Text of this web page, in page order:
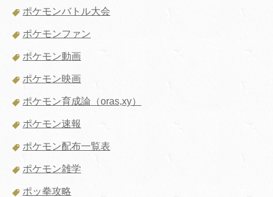
ポケモンバトル大会
ポケモンファン
ポケモン動画
ポケモン映画
ポケモン育成論（oras,xy）
ポケモン速報
ポケモン配布一覧表
ポケモン雑学
ポッ拳攻略